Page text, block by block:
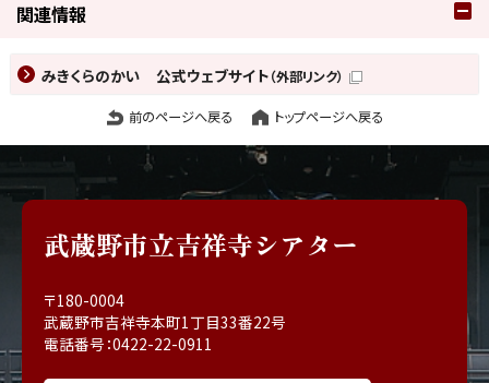
関連情報
みきくらのかい 公式ウェブサイト（外部リンク）
前のページへ戻る トップページへ戻る
武蔵野市立吉祥寺シアター
〒180-0004
武蔵野市吉祥寺本町1丁目33番22号
電話番号：0422-22-0911